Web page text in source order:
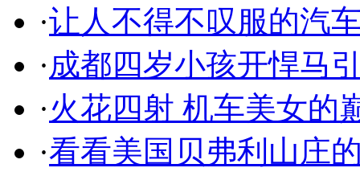
·让人不得不叹服的汽
·成都四岁小孩开悍马
·火花四射 机车美女的
·看看美国贝弗利山庄